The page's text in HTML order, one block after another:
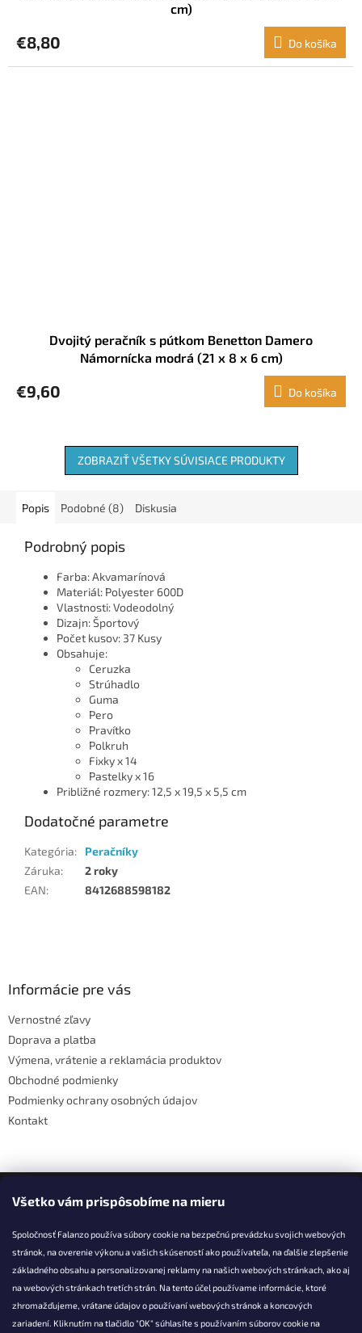
Všetko vám prispôsobíme na mieru
Spoločnosť Falanzo používa súbory cookie na bezpečnú prevádzku svojich webových
stránok, na overenie výkonu a vašich skúseností ako používateľa, na ďalšie zlepšenie
základného obsahu a personalizovanej reklamy na našich webových stránkach, ako aj
na webových stránkach tretích strán. Na tento účel používame informácie, ktoré
zhromažďujeme, vrátane údajov o používaní webových stránok a koncových
zariadení. Kliknutím na tlačidlo "OK" súhlasíte s používaním súborov cookie na
cm)
€8,80 Do košíka
Dvojitý peračník s pútkom Benetton Damero
Námornícka modrá (21 x 8 x 6 cm)
€9,60 Do košíka
ZOBRAZIŤ VŠETKY SÚVISIACE PRODUKTY
Popis Podobné (8) Diskusia
Podrobný popis
Farba: Akvamarínová
Materiál: Polyester 600D
Vlastnosti: Vodeodolný
Dizajn: Športový
Počet kusov: 37 Kusy
Obsahuje:
Ceruzka
Strúhadlo
Guma
Pero
Pravítko
Polkruh
Fixky x 14
Pastelky x 16
Približné rozmery: 12,5 x 19,5 x 5,5 cm
Dodatočné parametre
Kategória:
Peračníky
Záruka:
2 roky
EAN: 8412688598182
Informácie pre vás
Vernostné zľavy
Doprava a platba
Výmena, vrátenie a reklamácia produktov
Obchodné podmienky
Podmienky ochrany osobných údajov
Kontakt
Facebook
KONTAKT
info@falanzo.sk